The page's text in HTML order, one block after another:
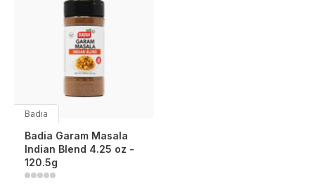
Badia
Badia Garam Masala
Indian Blend 4.25 oz -
120.5g